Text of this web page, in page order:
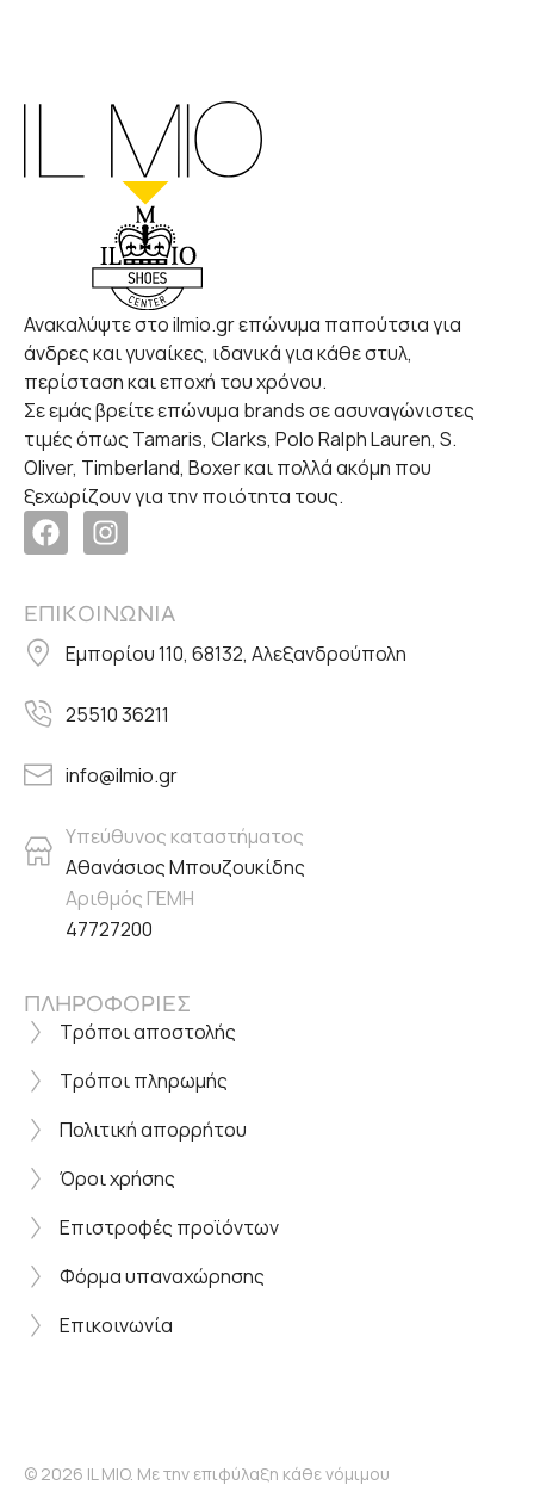
Ανακαλύψτε στο ilmio.gr επώνυμα παπούτσια για
άνδρες και γυναίκες, ιδανικά για κάθε στυλ,
περίσταση και εποχή του χρόνου.
Σε εμάς βρείτε επώνυμα brands σε ασυναγώνιστες
τιμές όπως Tamaris, Clarks, Polo Ralph Lauren, S.
Oliver, Timberland, Boxer και πολλά ακόμη που
ξεχωρίζουν για την ποιότητα τους.
ΕΠΙΚΟΙΝΩΝΙΑ
Εμπορίου 110, 68132, Αλεξανδρούπολη
25510 36211
info@ilmio.gr
Υπεύθυνος καταστήματος
Αθανάσιος Μπουζουκίδης
Αριθμός ΓΕΜΗ
47727200
ΠΛΗΡΟΦΟΡΙΕΣ
Τρόποι αποστολής
Τρόποι πληρωμής
Πολιτική απορρήτου
Όροι χρήσης
Επιστροφές προϊόντων
Φόρμα υπαναχώρησης
Επικοινωνία
© 2026 IL MIO. Με την επιφύλαξη κάθε νόμιμου